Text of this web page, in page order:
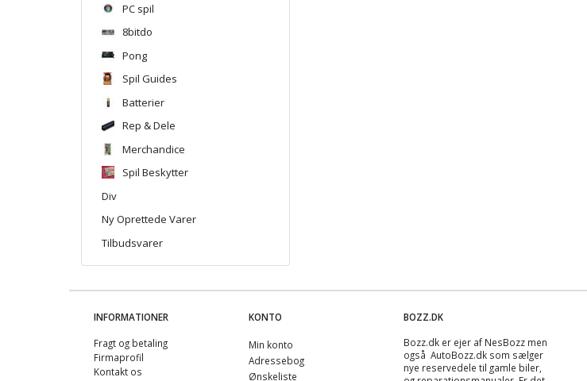
PC spil
8bitdo
Pong
Spil Guides
Batterier
Rep & Dele
Merchandice
Spil Beskytter
Div
Ny Oprettede Varer
Tilbudsvarer
INFORMATIONER
Fragt og betaling
Firmaprofil
Kontakt os
KONTO
Min konto
Adressebog
Ønskeliste
BOZZ.DK
Bozz.dk er ejer af NesBozz men
også AutoBozz.dk som sælger
nye reservedele til gamle biler,